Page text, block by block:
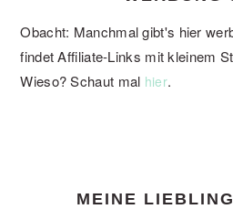
Obacht: Manchmal gibt's hier
findet Affiliate-Links mit kleinem
Wieso? Schaut mal hier.
MEINE